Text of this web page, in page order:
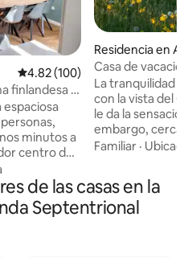
Calificación promedio: 4.82 de
4.82 (100)
finlandesa y
espaciosa
minutos a
centro de
relajante,
lluvia, 4
Residencia en
Casa de
Assendelft.
La tranquilidad y
con la vista del
le da la sensación
embargo, cerca
Ámsterdam,
encantadora sala
acogedora
Familiar ·
de las casas en la
Septentrional